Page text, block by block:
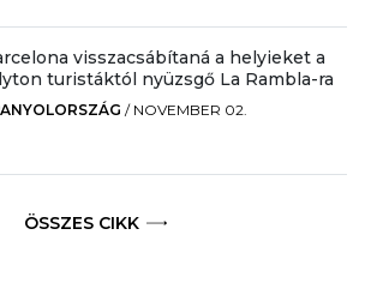
visszacsábítaná a helyieket a
turistáktól nyüzsgő La Rambla-ra
/ NOVEMBER 02.
ÖSSZES CIKK